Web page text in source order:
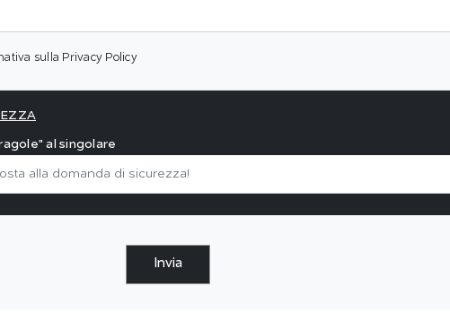
sulla Privacy Policy
al singolare
Invia